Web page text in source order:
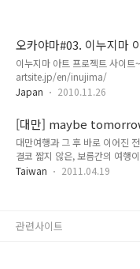
오카야마#03. 이누지마
리는 전시회 Inujima
이누지마 아트 프로젝트 사이
artsite.jp/en/inujima/
Japan
2010.11.26
[대만] maybe
턴에 소망담아 날리기)
대만여행과 그 후 바로 이어진
결코 짧지 않은, 보름간의 여행
써 4월말이다. 한달은 까먹은 기
날은 대만 여행의 마지막 날이었
Taiwan 2011.04.19
관련사이트